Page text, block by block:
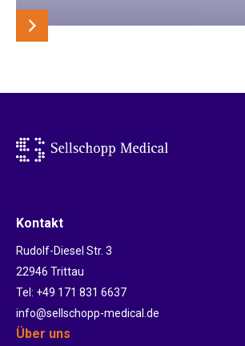
Kontakt
Rudolf-Diesel Str. 3
22946 Trittau
Tel: +49 171 831 6637
info@sellschopp-medical.de
Über uns